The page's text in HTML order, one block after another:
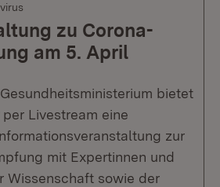
zu Corona-
am 5. April
bietet
Livestream eine
zur
mit Expertinnen und
Wissenschaft sowie der